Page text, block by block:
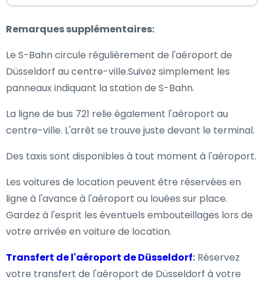
Remarques supplémentaires:
Le S-Bahn circule régulièrement de l'aéroport de
Düsseldorf au centre-ville.Suivez simplement les
panneaux indiquant la station de S-Bahn.
La ligne de bus 721 relie également l'aéroport au
centre-ville. L'arrêt se trouve juste devant le terminal.
Des taxis sont disponibles à tout moment à l'aéroport.
Les voitures de location peuvent être réservées en
ligne à l'avance à l'aéroport ou louées sur place.
Gardez à l'esprit les éventuels embouteillages lors de
votre arrivée en voiture de location.
Transfert de l'aéroport de Düsseldorf: Réservez
votre transfert de l'aéroport de Düsseldorf à votre